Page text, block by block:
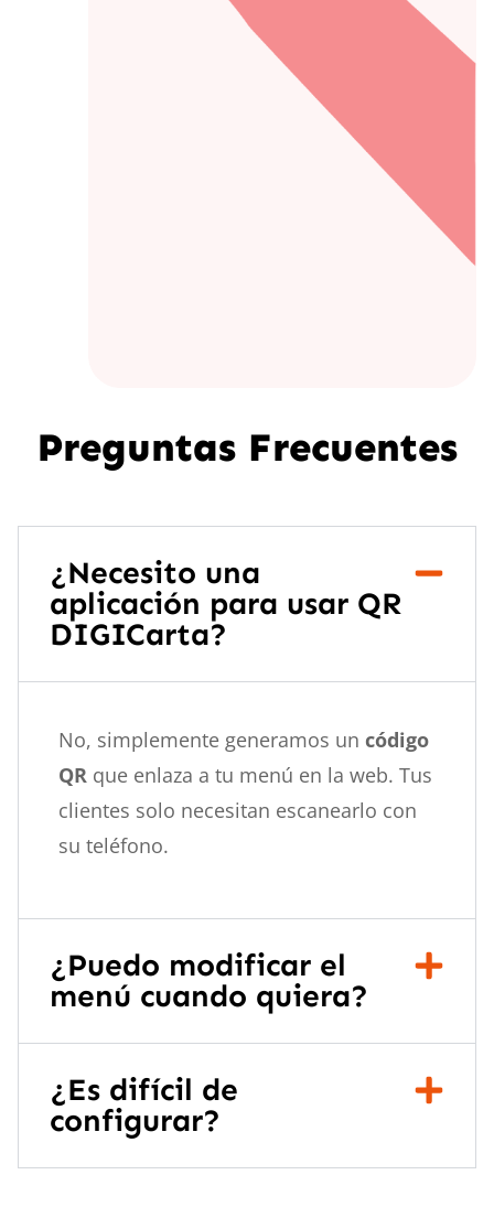
Preguntas Frecuentes
¿Necesito una
aplicación para usar QR
DIGICarta?
No, simplemente generamos un código
QR que enlaza a tu menú en la web. Tus
clientes solo necesitan escanearlo con
su teléfono.
¿Puedo modificar el
menú cuando quiera?
¿Es difícil de
configurar?